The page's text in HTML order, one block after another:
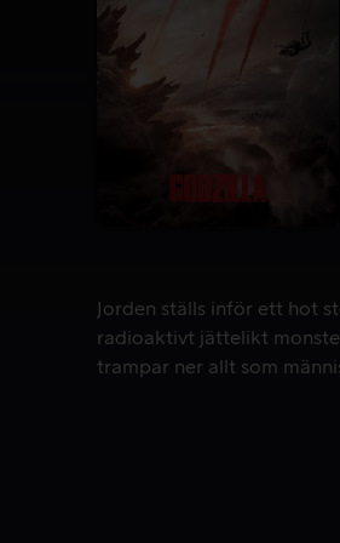
Jorden ställs inför ett hot
Jorden ställs inför ett hot
radioaktivt jättelikt
trampar ner allt som